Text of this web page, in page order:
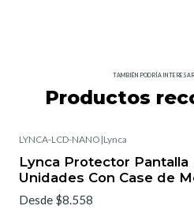
TAMBIÉN PODRÍA
Productos
LYNCA-LCD-NANO |Lynca
Lynca Protector Pantalla
Unidades Con Case de
Desde $8.558